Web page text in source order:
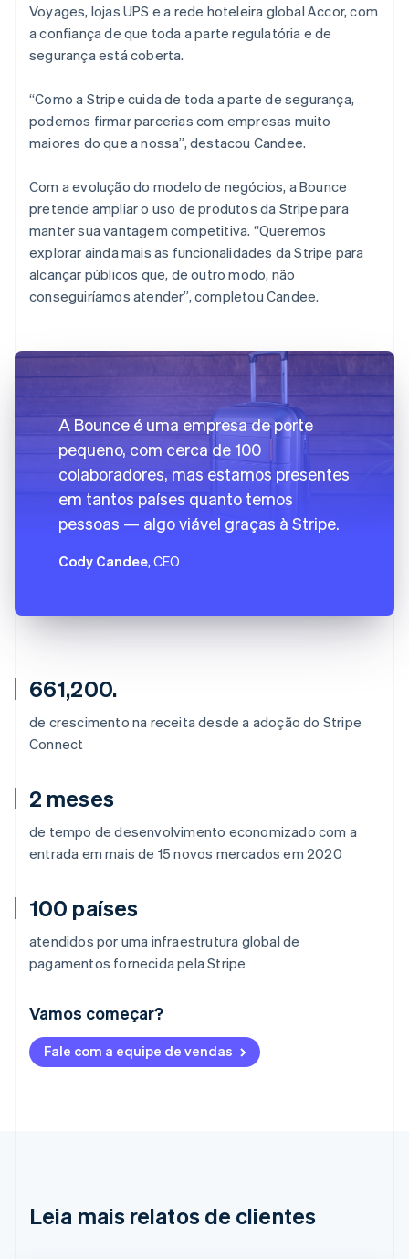
661,200.
de crescimento na receita desde a adoção do Stripe
Connect
2 meses
de tempo de desenvolvimento economizado com a
entrada em mais de 15 novos mercados em 2020
100 países
atendidos por uma infraestrutura global de
pagamentos fornecida pela Stripe
Vamos começar?
Fale com a equipe de vendas
Voyages, lojas UPS e a rede hoteleira global Accor, com
a confiança de que toda a parte regulatória e de
segurança está coberta.
“Como a Stripe cuida de toda a parte de segurança,
podemos firmar parcerias com empresas muito
maiores do que a nossa”, destacou Candee.
Com a evolução do modelo de negócios, a Bounce
pretende ampliar o uso de produtos da Stripe para
manter sua vantagem competitiva. “Queremos
explorar ainda mais as funcionalidades da Stripe para
alcançar públicos que, de outro modo, não
conseguiríamos atender”, completou Candee.
A Bounce é uma empresa de porte
pequeno, com cerca de 100
colaboradores, mas estamos presentes
em tantos países quanto temos
pessoas — algo viável graças à Stripe.
Cody Candee, CEO
Leia mais relatos de clientes
DeutschEnglish
Austrália
Bulgária